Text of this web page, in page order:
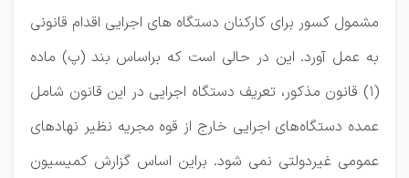
مشمول کسور برای کارکنان دستگاه های اجرایی اقدام قانونی
به عمل آورد. این در حالی است که براساس بند (پ) ماده
(1) قانون مذکور، تعریف دستگاه اجرایی در این قانون شامل
عمده دستگاه‌های اجرایی خارج از قوه مجریه نظیر نهادهای
عمومی غیردولتی نمی شود. براین اساس گزارش کمیسیون